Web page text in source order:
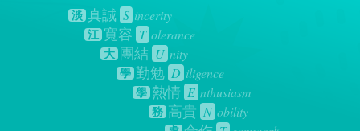
淡 真誠 S incerity
江 寬容 T olerance
大 團結 U nity
學 勤勉 D iligence
學 熱情 E nthusiasm
務 高貴 N obility